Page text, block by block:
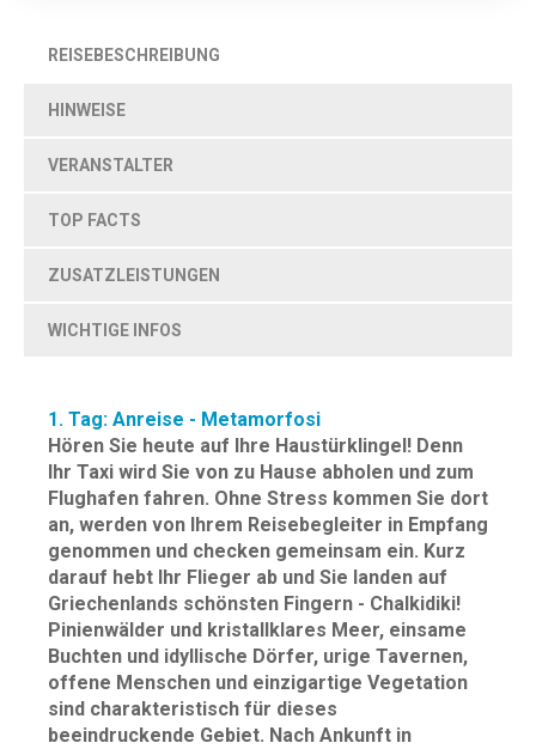
REISEBESCHREIBUNG
HINWEISE
VERANSTALTER
TOP FACTS
ZUSATZLEISTUNGEN
WICHTIGE INFOS
1. Tag: Anreise - Metamorfosi
Hören Sie heute auf Ihre Haustürklingel! Denn
Ihr Taxi wird Sie von zu Hause abholen und zum
Flughafen fahren. Ohne Stress kommen Sie dort
an, werden von Ihrem Reisebegleiter in Empfang
genommen und checken gemeinsam ein. Kurz
darauf hebt Ihr Flieger ab und Sie landen auf
Griechenlands schönsten Fingern - Chalkidiki!
Pinienwälder und kristallklares Meer, einsame
Buchten und idyllische Dörfer, urige Tavernen,
offene Menschen und einzigartige Vegetation
sind charakteristisch für dieses
beeindruckende Gebiet. Nach Ankunft in